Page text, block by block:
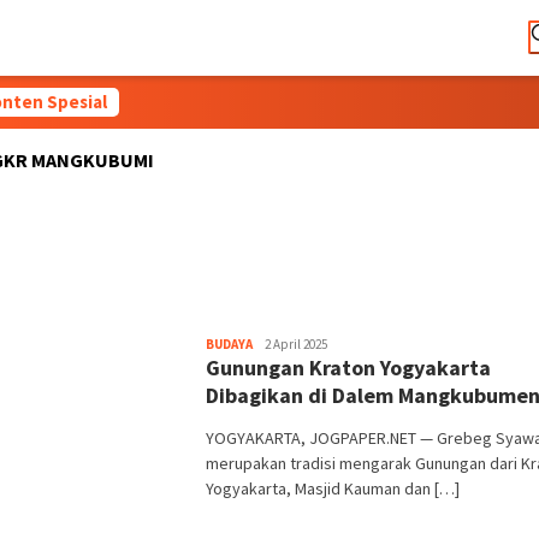
Spesial
MANGKUBUMI
BUDAYAHeri
Purwata
2 April 2025
Gunungan Kraton Yogyakarta
Dibagikan di Dalem Mangkubumen
YOGYAKARTA, JOGPAPER.NET — Grebeg
merupakan tradisi mengarak Gunungan dari
Yogyakarta, Masjid Kauman dan […]